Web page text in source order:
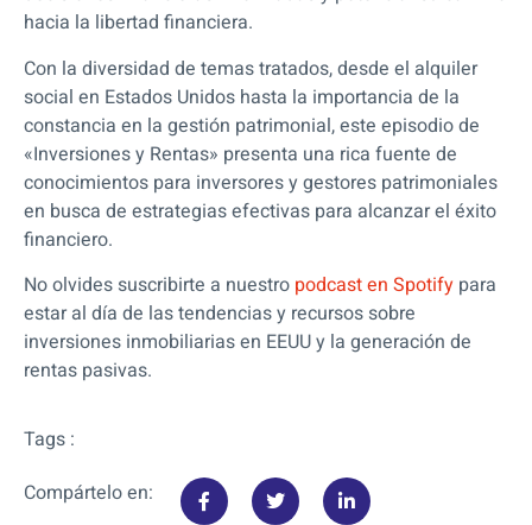
hacia la libertad financiera.
Con la diversidad de temas tratados, desde el alquiler
social en Estados Unidos hasta la importancia de la
constancia en la gestión patrimonial, este episodio de
«Inversiones y Rentas» presenta una rica fuente de
conocimientos para inversores y gestores patrimoniales
en busca de estrategias efectivas para alcanzar el éxito
financiero.
No olvides suscribirte a nuestro podcast en Spotify para
estar al día de las tendencias y recursos sobre
inversiones inmobiliarias en EEUU y la generación de
rentas pasivas.
Tags :
Compártelo en: